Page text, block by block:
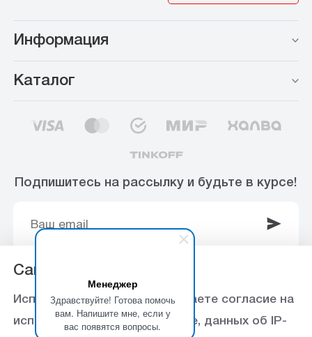
Менеджер
Здравствуйте! Готова помочь
вам. Напишите мне, если у
вас появятся вопросы.
Информация
Каталог
Подпишитесь на рассылку и будьте в курсе!
© 2003-2025 Интернет-магазин ООО
«Стройоптторг» р/с 40702810360000102415 в
Ставропольское отделение №5230 ПАО Сбербанк,
Сайт использует Cookie
Используя данный сайт, вы даете согласие на
использование файлов cookie, данных об IP-